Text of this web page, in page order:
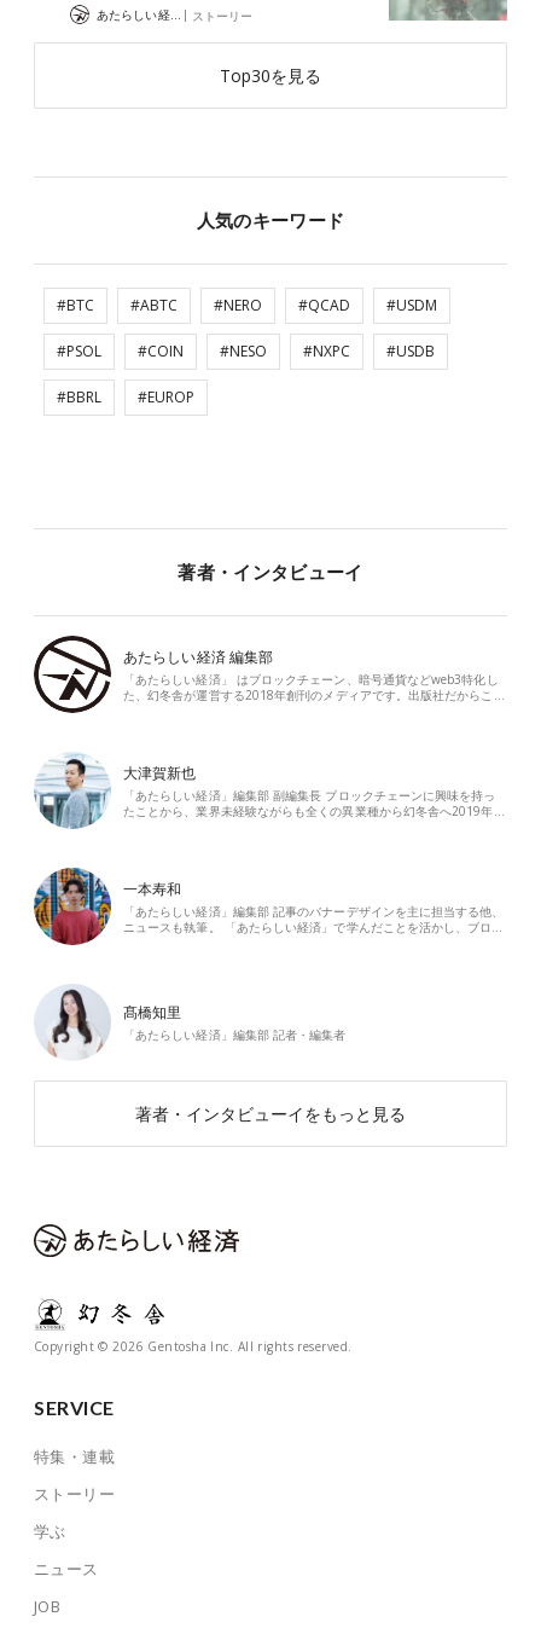
あたらしい経済 編集部 | ストーリー
Top30を見る
人気のキーワード
#BTC #ABTC #NERO #QCAD #USDM
#PSOL #COIN #NESO #NXPC #USDB
#BBRL #EUROP
著者・インタビューイ
あたらしい経済 編集部
「あたらしい経済」 はブロックチェーン、暗号通貨などweb3特化し
た、幻冬舎が運営する2018年創刊のメディアです。出版社だからこ…
大津賀新也
「あたらしい経済」編集部 副編集長 ブロックチェーンに興味を持っ
たことから、業界未経験ながらも全くの異業種から幻冬舎へ2019年…
一本寿和
「あたらしい経済」編集部 記事のバナーデザインを主に担当する他、
ニュースも執筆。 「あたらしい経済」で学んだことを活かし、ブロ…
髙橋知里
「あたらしい経済」編集部 記者・編集者
著者・インタビューイをもっと見る
Copyright © 2026 Gentosha Inc. All rights reserved.
SERVICE
特集・連載
ストーリー
学ぶ
ニュース
JOB